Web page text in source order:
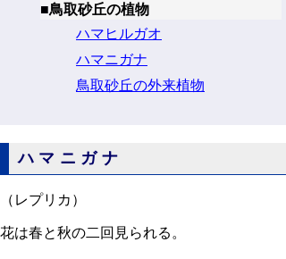
■鳥取砂丘の植物
ハマヒルガオ
ハマニガナ
鳥取砂丘の外来植物
ハマニガナ
（レプリカ）
花は春と秋の二回見られる。